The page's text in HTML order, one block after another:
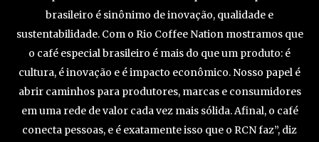
brasileiro é sinônimo de inovação, qualidade e
sustentabilidade. Com o Rio Coffee Nation mostramos que
o café especial brasileiro é mais do que um produto: é
cultura, é inovação e é impacto econômico. Nosso papel é
abrir caminhos para produtores, marcas e consumidores
em uma rede de valor cada vez mais sólida. Afinal, o café
conecta pessoas, e é exatamente isso que o RCN faz”, diz